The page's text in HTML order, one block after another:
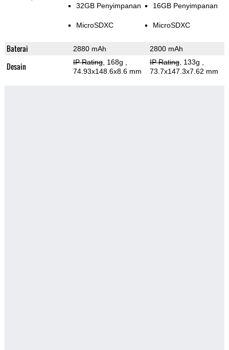
32GB Penyimpanan
MicroSDXC
16GB Penyimpanan
MicroSDXC
Baterai 2880 mAh 2800 mAh
Desain IP Rating, 168g
74.93x148.6x8.6 mm
IP Rating, 133g
73.7x147.3x7.62 mm